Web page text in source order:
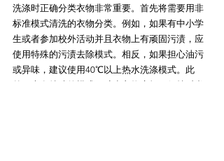
洗涤时正确分类衣物非常重要。首先将需要用非
标准模式清洗的衣物分类。例如，如果有中小学
生或者参加校外活动并且衣物上有顽固污渍，应
使用特殊的污渍去除模式。相反，如果担心油污
或异味，建议使用40℃以上热水洗涤模式。此